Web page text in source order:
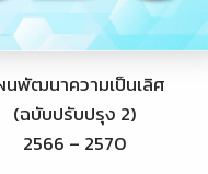
นพัฒนาความเป็นเลิศ
(ฉบับปรับปรุง 2)
2566 – 2570